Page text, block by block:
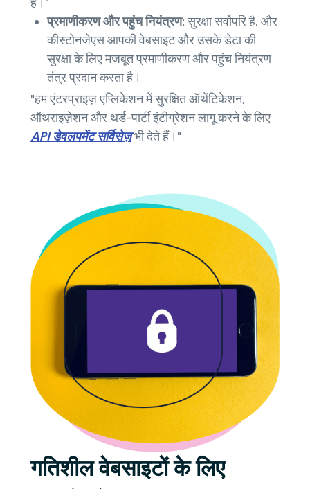
प्रमाणीकरण और पहुंच नियंत्रण:सुरक्षा सर्वोपरि है, और
कीस्टोनजेएस आपकी वेबसाइट और उसके डेटा की
सुरक्षा के लिए मजबूत प्रमाणीकरण और पहुंच नियंत्रण
तंत्र प्रदान करता है।
"हम एंटरप्राइज़ एप्लिकेशन में सुरक्षित ऑथेंटिकेशन,
ऑथराइज़ेशन और थर्ड-पार्टी इंटीग्रेशन लागू करने के लिए
API डेवलपमेंट सर्विसेज़भी देते हैं।"
गतिशील वेबसाइटों के लिए